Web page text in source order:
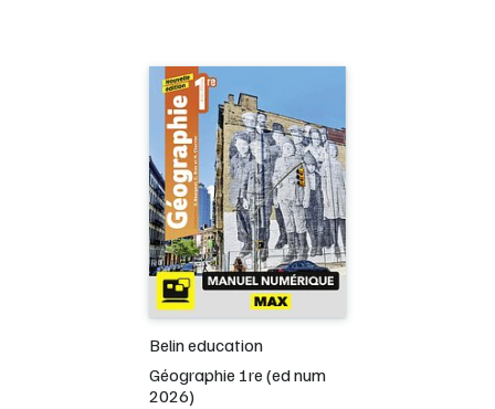
Belin education
Géographie 1re (ed num
2026)